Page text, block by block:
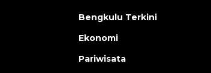
Bengkulu Terkini
Ekonomi
Pariwisata